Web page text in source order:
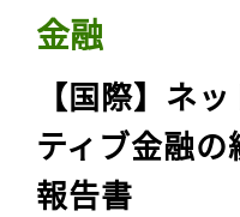
金融
【国際】ネ
ティブ金融
報告書